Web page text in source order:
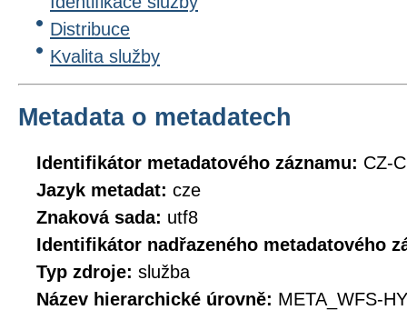
Distribuce
Kvalita služby
Metadata o metadatech
Identifikátor metadatového záznamu: CZ-
Jazyk metadat: cze
Znaková sada: utf8
Identifikátor nadřazeného metadatového
Typ zdroje: služba
Název hierarchické úrovně: META_WFS-